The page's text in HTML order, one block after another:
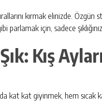
kırmak elinizde.
parlamak için, sadece
Kış
kat kat giyinmek, hem